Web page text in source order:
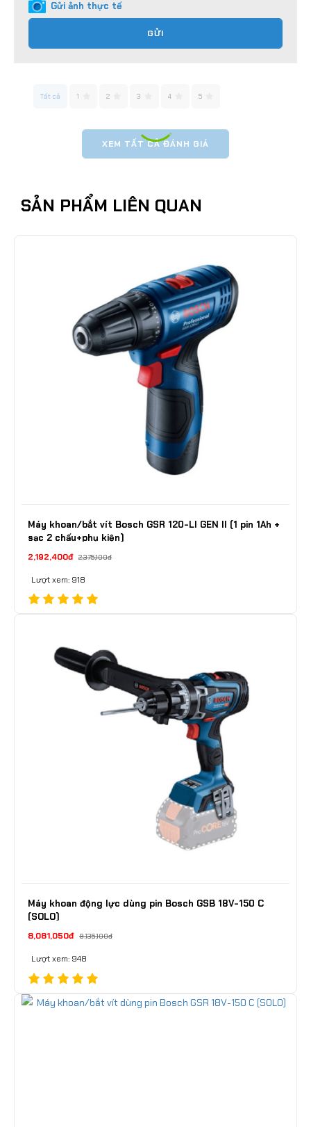
Gửi ảnh thực tế
GỬI
Tất cả 1 2 3 4 5
XEM TẤT CẢ ĐÁNH GIÁ
SẢN PHẨM LIÊN QUAN
Máy khoan/bắt vít Bosch GSR 120-LI GEN II (1 pin 1Ah +
sạc 2 chấu+phụ kiện)
2,192,400đ 2,375,100đ
Lượt xem: 918
Máy khoan động lực dùng pin Bosch GSB 18V-150 C
(SOLO)
8,081,050đ 9,135,100đ
Lượt xem: 948